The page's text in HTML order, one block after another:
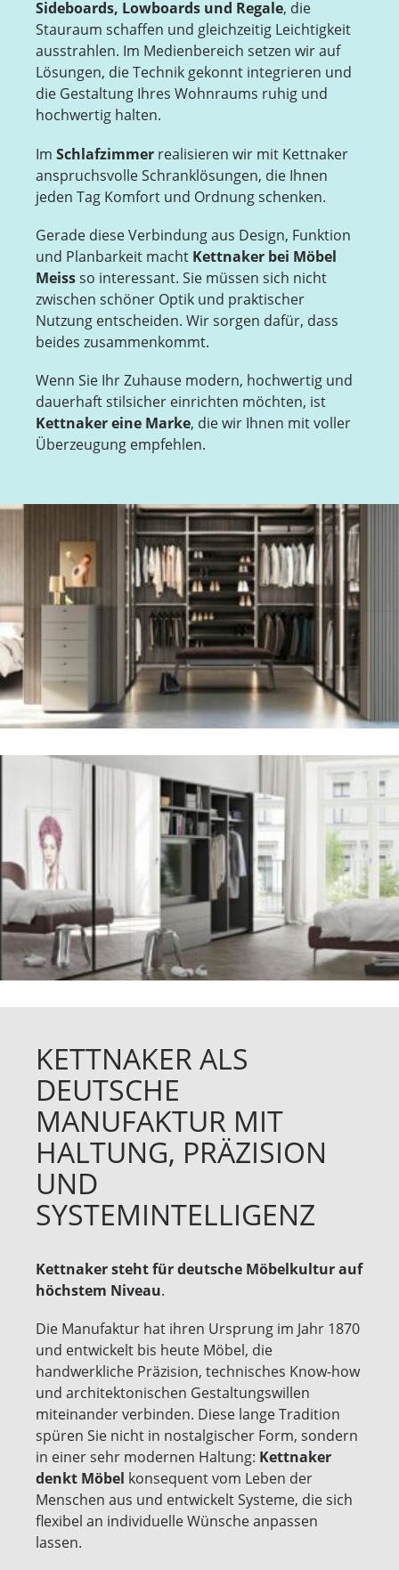
Sideboards, Lowboards und Regale, die
Stauraum schaffen und gleichzeitig Leichtigkeit
ausstrahlen. Im Medienbereich setzen wir auf
Lösungen, die Technik gekonnt integrieren und
die Gestaltung Ihres Wohnraums ruhig und
hochwertig halten.
Im Schlafzimmer realisieren wir mit Kettnaker
anspruchsvolle Schranklösungen, die Ihnen
jeden Tag Komfort und Ordnung schenken.
Gerade diese Verbindung aus Design, Funktion
und Planbarkeit macht Kettnaker bei Möbel
Meissso interessant. Sie müssen sich nicht
zwischen schöner Optik und praktischer
Nutzung entscheiden. Wir sorgen dafür, dass
beides zusammenkommt.
Wenn Sie Ihr Zuhause modern, hochwertig und
dauerhaft stilsicher einrichten möchten, ist
Kettnaker eine Marke, die wir Ihnen mit voller
Überzeugung empfehlen.
KETTNAKER ALS
DEUTSCHE
MANUFAKTUR MIT
HALTUNG, PRÄZISION
UND
SYSTEMINTELLIGENZ
Kettnaker steht für deutsche Möbelkultur auf
höchstem Niveau.
Die Manufaktur hat ihren Ursprung im Jahr 1870
und entwickelt bis heute Möbel, die
handwerkliche Präzision, technisches Know-how
und architektonischen Gestaltungswillen
miteinander verbinden. Diese lange Tradition
spüren Sie nicht in nostalgischer Form, sondern
in einer sehr modernen Haltung: Kettnaker
denkt Möbel konsequent vom Leben der
Menschen aus und entwickelt Systeme, die sich
flexibel an individuelle Wünsche anpassen
lassen.